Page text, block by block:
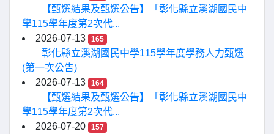
【甄選結果及甄選公告】「彰化縣立溪湖國民中
學115學年度第2次代...
2026-07-13
165
彰化縣立溪湖國民中學115學年度學務人力甄選
(第一次公告)
2026-07-13
164
【甄選結果及甄選公告】「彰化縣立溪湖國民中
學115學年度第2次代...
2026-07-20
157